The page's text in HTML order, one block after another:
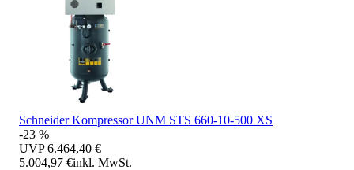
Schneider Kompressor UNM STS 660-10-500 XS
-23 %
UVP 6.464,40 €
5.004,97 €inkl. MwSt.